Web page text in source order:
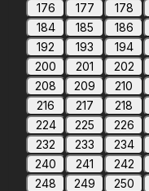
176
177 178
184
185 186
192
193 194
200
201 202
208
209 210
216
217 218
224
225 226
232
233 234
240
241 242
248
249 250